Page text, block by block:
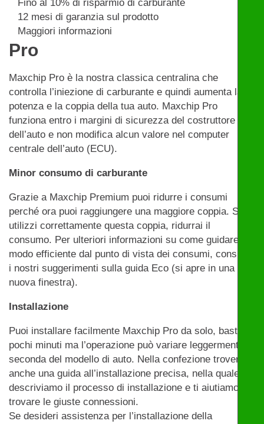
Fino al 10% di risparmio di carburante
12 mesi di garanzia sul prodotto
Maggiori informazioni
Pro
Maxchip Pro è la nostra classica centralina che
controlla l’iniezione di carburante e quindi aumenta la
potenza e la coppia della tua auto. Maxchip Pro
funziona entro i margini di sicurezza del costruttore
dell’auto e non modifica alcun valore nel computer
centrale dell’auto (ECU).
Minor consumo di carburante
Grazie a Maxchip Premium puoi ridurre i consumi
perché ora puoi raggiungere una maggiore coppia. Se
utilizzi correttamente questa coppia, ridurrai il
consumo. Per ulteriori informazioni su come guidare in
modo efficiente dal punto di vista dei consumi, consulta
i nostri suggerimenti sulla guida Eco (si apre in una
nuova finestra).
Installazione
Puoi installare facilmente Maxchip Pro da solo, bastano
pochi minuti ma l’operazione può variare leggermente a
seconda del modello di auto. Nella confezione troverai
anche una guida all’installazione precisa, nella quale
descriviamo il processo di installazione e ti aiutiamo a
trovare le giuste connessioni.
Se desideri assistenza per l’installazione della